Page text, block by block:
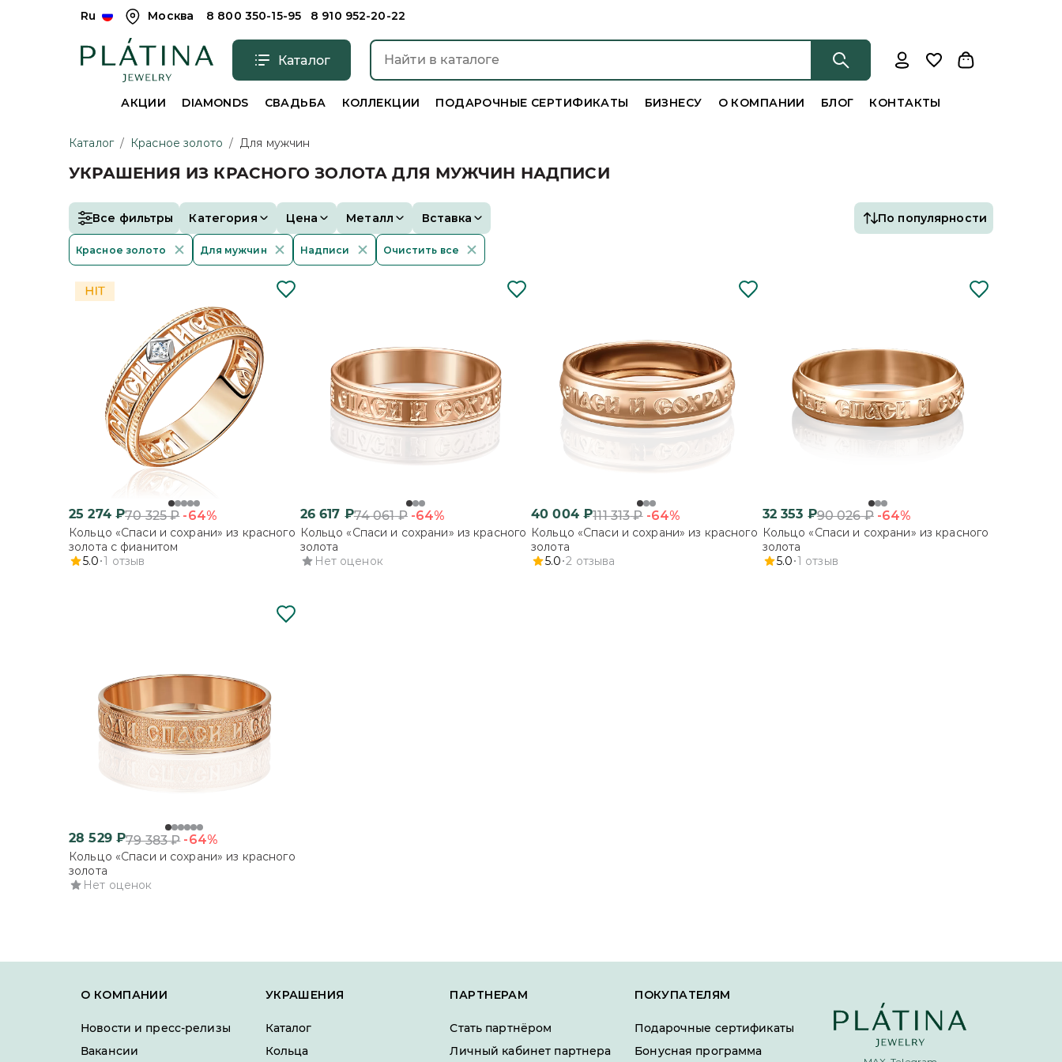
Ru Москва 8 800 350-15-95 8 910 952-20-22
Каталог
АКЦИИ DIAMONDS СВАДЬБА КОЛЛЕКЦИИ ПОДАРОЧНЫЕ СЕРТИФИКАТЫ БИЗНЕСУ О КОМПАНИИ БЛОГ КОНТАКТЫ
Каталог / Красное золото / Для мужчин
УКРАШЕНИЯ ИЗ КРАСНОГО ЗОЛОТА ДЛЯ МУЖЧИН НАДПИСИ
Все фильтры Категория Цена Металл Вставка По популярности
Красное золото Для мужчин Надписи Очистить все
25 274₽70 325₽ -64%
Кольцо «Спаси и сохрани» из красного
золота с фианитом
5.0 1 отзыв
26 617 ₽74 061₽ -64%
Кольцо «Спаси и сохрани» из красного
золота
Нет оценок
40 004₽111 313₽ -64%
Кольцо «Спаси и сохрани» из красного
золота
5.0 2 отзыва
32 353 ₽90 026₽ -64%
Кольцо «Спаси и сохрани» из красного
золота
5.0 1 отзыв
28 529₽79 383₽ -64%
Кольцо «Спаси и сохрани» из красного
золота
Нет оценок
О КОМПАНИИ
Новости и пресс-релизы
Вакансии
УКРАШЕНИЯ
Каталог
Кольца
ПАРТНЕРАМ
Стать партнёром
Личный кабинет партнера
ПОКУПАТЕЛЯМ
Подарочные сертификаты
Бонусная программа